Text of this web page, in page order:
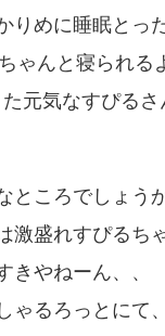
りめに睡眠とっ
ゃんと寝られる
た元気なすぴるさ
ところでしょう
激盛れすぴるち
きやねーん、、
ゃるろっとにて